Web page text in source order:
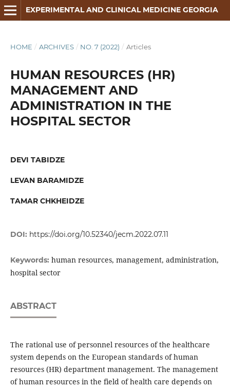
EXPERIMENTAL AND CLINICAL MEDICINE GEORGIA
HOME / ARCHIVES / NO. 7 (2022) / Articles
HUMAN RESOURCES (HR)
MANAGEMENT AND
ADMINISTRATION IN THE
HOSPITAL SECTOR
DEVI TABIDZE
LEVAN BARAMIDZE
TAMAR CHKHEIDZE
DOI: https://doi.org/10.52340/jecm.2022.07.11
Keywords: human resources, management, administration,
hospital sector
ABSTRACT
The rational use of personnel resources of the healthcare
system depends on the European standards of human
resources (HR) department management. The management
of human resources in the field of health care depends on